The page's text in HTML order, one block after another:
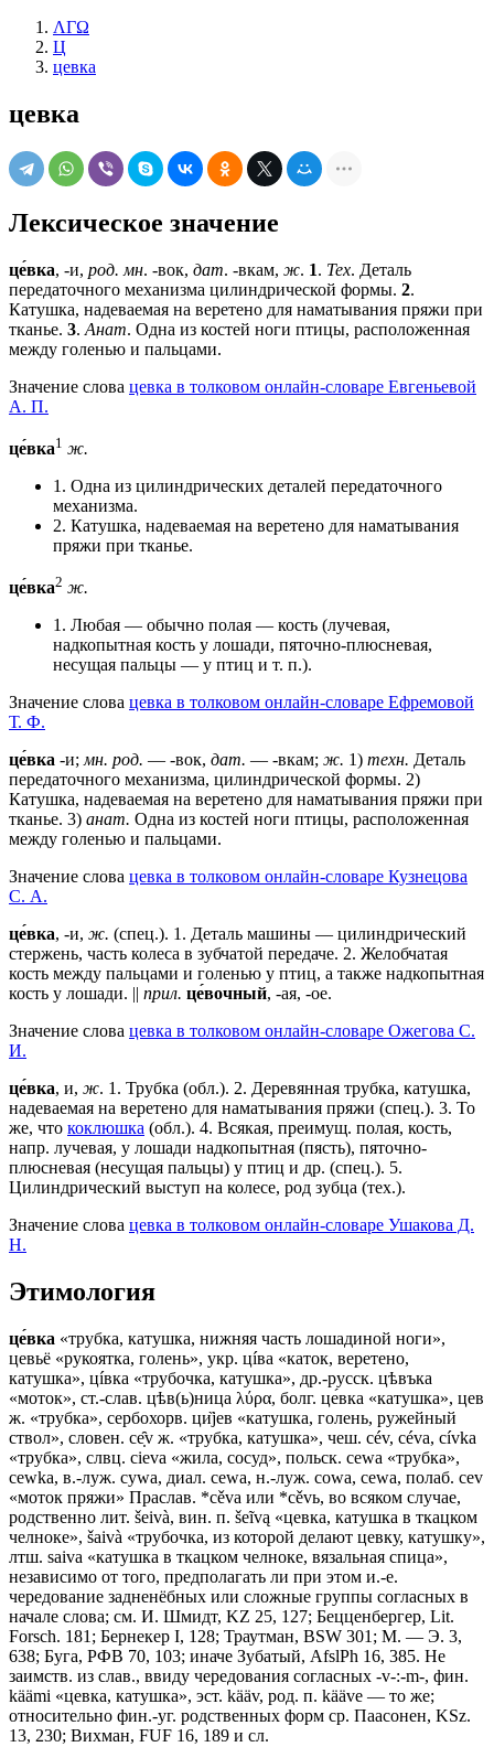
ΛΓΩ
Ц
цевка
цевка
Лексическое значение
це́вка, -и, род. мн. -вок, дат. -вкам, ж. 1. Тех. Деталь
передаточного механизма цилиндрической формы. 2.
Катушка, надеваемая на веретено для наматывания пряжи при
тканье. 3. Анат. Одна из костей ноги птицы, расположенная
между голенью и пальцами.
Значение слова цевка в толковом онлайн-словаре Евгеньевой
А. П.
це́вка1 ж.
1. Одна из цилиндрических деталей передаточного
механизма.
2. Катушка, надеваемая на веретено для наматывания
пряжи при тканье.
це́вка2 ж.
1. Любая — обычно полая — кость (лучевая,
надкопытная кость у лошади, пяточно-плюсневая,
несущая пальцы — у птиц и т. п.).
Значение слова цевка в толковом онлайн-словаре Ефремовой
Т. Ф.
це́вка -и; мн. род. — -вок, дат. — -вкам; ж. 1) техн. Деталь
передаточного механизма, цилиндрической формы. 2)
Катушка, надеваемая на веретено для наматывания пряжи при
тканье. 3) анат. Одна из костей ноги птицы, расположенная
между голенью и пальцами.
Значение слова цевка в толковом онлайн-словаре Кузнецова
С. А.
це́вка, -и, ж. (спец.). 1. Деталь машины — цилиндрический
стержень, часть колеса в зубчатой передаче. 2. Желобчатая
кость между пальцами и голенью у птиц, а также надкопытная
кость у лошади. || прил. це́вочный, -ая, -ое.
Значение слова цевка в толковом онлайн-словаре Ожегова C.
И.
це́вка, и, ж. 1 . Трубка (обл.). 2. Деревянная трубка, катушка,
надеваемая на веретено для наматывания пряжи (спец.). 3. То
же, что коклюшка (обл.). 4. Всякая, преимущ. полая, кость,
напр. лучевая, у лошади надкопытная (пясть), пяточно-
плюсневая (несущая пальцы) у птиц и др. (спец.). 5.
Цилиндрический выступ на колесе, род зубца (тех.).
Значение слова цевка в толковом онлайн-словаре Ушакова Д.
Н.
Этимология
це́вка «трубка, катушка, нижняя часть лошадиной ноги»,
цевьё «рукоятка, голень», укр. цíва «каток, веретено,
катушка», цíвка «трубочка, катушка», др.-русск. цѣвъка
«моток», ст.-слав. цѣв(ь)ница λύρα, болг. це́вка «катушка», цев
ж. «трубка», сербохорв. ци̏jев «катушка, голень, ружейный
ствол», словен. се̣̑v ж. «трубка, катушка», чеш. cév, сévа, cívka
«трубка», слвц. сiеvа «жила, сосуд», польск. сеwа «трубка»,
сеwkа, в.-луж. суwа, диал. сеwа, н.-луж. соwа, сеwа, полаб. сеv
«моток пряжи» Праслав. *cěva или *сěvь, во всяком случае,
родственно лит. šeivà, вин. п. šeĩvą «цевка, катушка в ткацком
челноке», šaivà «трубочка, из которой делают цевку, катушку»,
лтш. saiva «катушка в ткацком челноке, вязальная спица»,
независимо от того, предполагать ли при этом и.-е.
чередование задненёбных или сложные группы согласных в
начале слова; см. И. Шмидт, KZ 25, 127; Бецценбергер, Lit.
Forsch. 181; Бернекер I, 128; Траутман, ВSW 301; М. — Э. 3,
638; Буга, РФВ 70, 103; иначе Зубатый, AfslPh 16, 385. Не
заимств. из слав., ввиду чередования согласных -v-:-m-, фин.
käämi «цевка, катушка», эст. kääv, род. п. käävе — то же;
относительно фин.-уг. родственных форм ср. Паасонен, KSz.
13, 230; Вихман, FUF 16, 189 и сл.